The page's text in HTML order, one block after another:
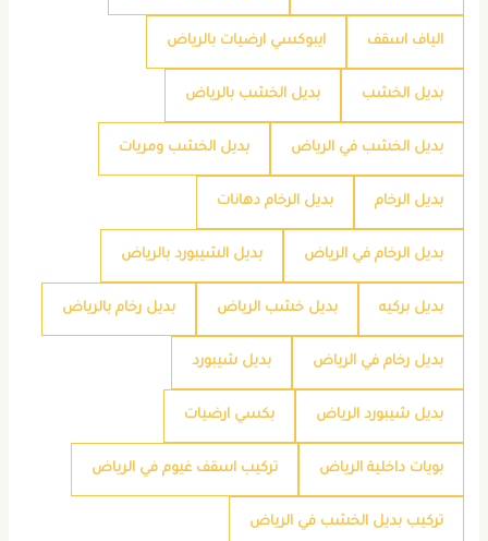
الياف اسقف ايبوكسي ارضيات بالرياض
بديل الخشب بديل الخشب بالرياض
بديل الخشب في الرياض بديل الخشب ومريات
بديل الرخام بديل الرخام دهانات
بديل الرخام في الرياض بديل الشيبورد بالرياض
بديل بركيه بديل خشب الرياض بديل رخام بالرياض
بديل رخام في الرياض بديل شيبورد
بديل شيبورد الرياض بكسي ارضيات
بويات داخلية الرياض تركيب اسقف غيوم في الرياض
تركيب بديل الخشب في الرياض